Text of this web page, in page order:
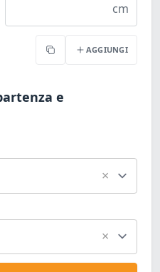
cm
Copia AGGIUNGI
e
×
×